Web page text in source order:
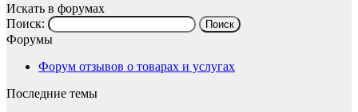
Искать в форумах
Поиск:
Форумы
Форум отзывов о товарах и услугах
Последние темы